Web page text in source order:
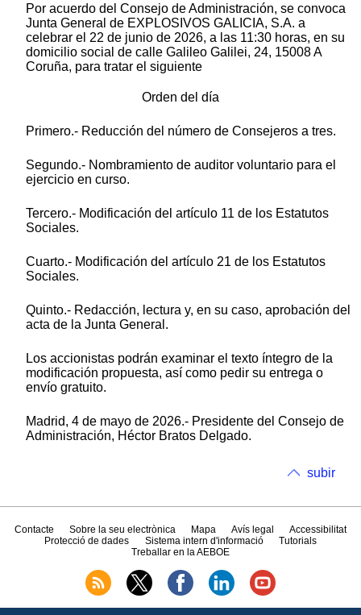
Por acuerdo del Consejo de Administración, se convoca
Junta General de EXPLOSIVOS GALICIA, S.A. a
celebrar el 22 de junio de 2026, a las 11:30 horas, en su
domicilio social de calle Galileo Galilei, 24, 15008 A
Coruña, para tratar el siguiente
Orden del día
Primero.- Reducción del número de Consejeros a tres.
Segundo.- Nombramiento de auditor voluntario para el
ejercicio en curso.
Tercero.- Modificación del artículo 11 de los Estatutos
Sociales.
Cuarto.- Modificación del artículo 21 de los Estatutos
Sociales.
Quinto.- Redacción, lectura y, en su caso, aprobación del
acta de la Junta General.
Los accionistas podrán examinar el texto íntegro de la
modificación propuesta, así como pedir su entrega o
envío gratuito.
Madrid, 4 de mayo de 2026.- Presidente del Consejo de
Administración, Héctor Bratos Delgado.
subir
Contacte Sobre la seu electrònica Mapa Avís legal
Accessibilitat
Protecció de dades
Sistema intern d'informació
Tutorials
Treballar en la AEBOE